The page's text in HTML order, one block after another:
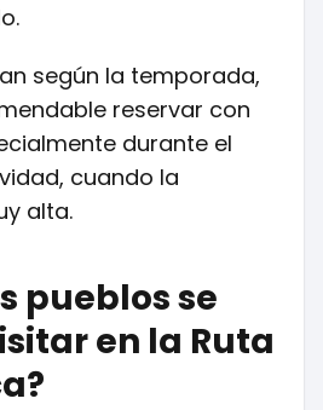
según la temporada,
reservar con
durante el
cuando la
alta.
pueblos se
en la Ruta